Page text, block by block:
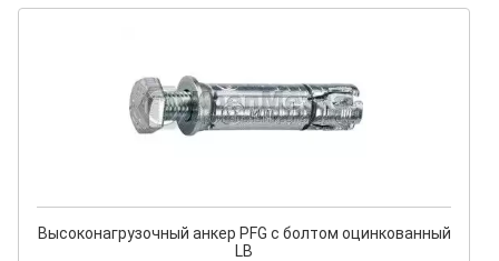
Высоконагрузочный анкер PFG с болтом оцинкованный
LB